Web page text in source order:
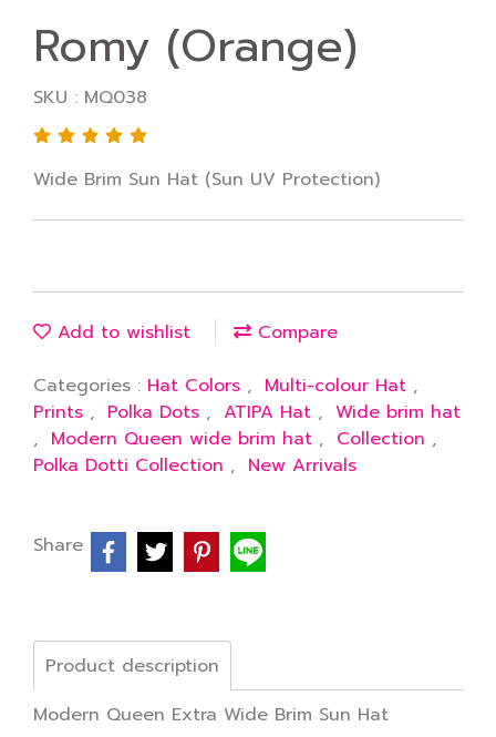
Romy (Orange)
SKU : MQ038
Wide Brim Sun Hat (Sun UV Protection)
Add to wishlist
Compare
Categories : Hat Colors , Multi-colour Hat ,
Prints , Polka Dots , ATIPA Hat , Wide brim hat
, Modern Queen wide brim hat , Collection ,
Polka Dotti Collection , New Arrivals
Share
Product description
Modern Queen Extra Wide Brim Sun Hat